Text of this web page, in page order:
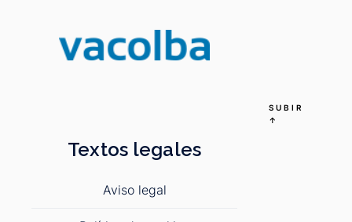
Textos legales
Aviso legal
SUBIR
↑